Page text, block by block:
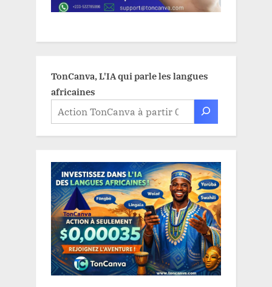
TonCanva, L'IA qui parle les langues
africaines